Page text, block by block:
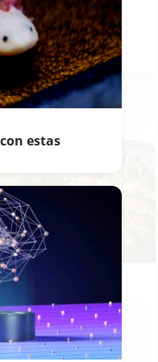
de Cádiz, con la
García, ex
en Jerez.
estas